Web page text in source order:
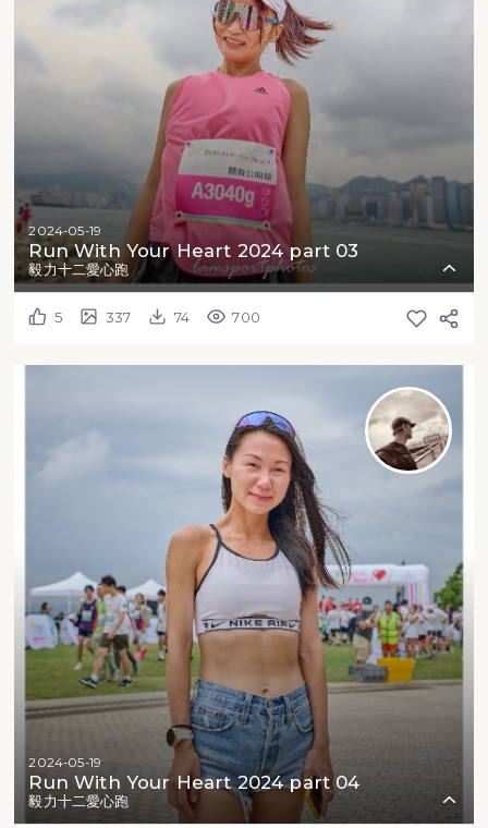
2024-05-19
Run With Your Heart 2024 part 03
毅力十二愛心跑
5 337 74 700
2024-05-19
Run With Your Heart 2024 part 04
毅力十二愛心跑